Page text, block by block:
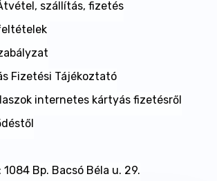
cellulóz
szállítás, fizetés
Fizetési Tájékoztató
internetes kártyás fizetésről
Bp. Bacsó Béla u. 29.